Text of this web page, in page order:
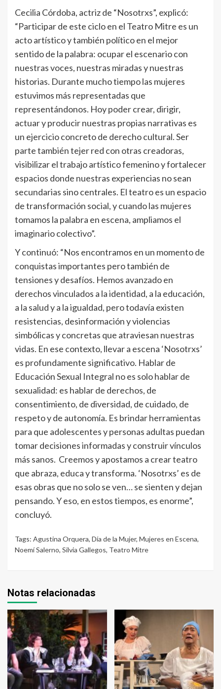
Cecilia Córdoba, actriz de “Nosotrxs”, explicó:
“Participar de este ciclo en el Teatro Mitre es un
acto artístico y también político en el mejor
sentido de la palabra: ocupar el escenario con
nuestras voces, nuestras miradas y nuestras
historias. Durante mucho tiempo las mujeres
estuvimos más representadas que
representándonos. Hoy poder crear, dirigir,
actuar y producir nuestras propias narrativas es
un ejercicio concreto de derecho cultural. Ser
parte también tejer red con otras creadoras,
visibilizar el trabajo artístico femenino y fortalecer
espacios donde nuestras experiencias no sean
secundarias sino centrales. El teatro es un espacio
de transformación social, y cuando las mujeres
tomamos la palabra en escena, ampliamos el
imaginario colectivo”.
Y continuó: “Nos encontramos en un momento de
conquistas importantes pero también de
tensiones y desafíos. Hemos avanzado en
derechos vinculados a la identidad, a la educación,
a la salud y a la igualdad, pero todavía existen
resistencias, desinformación y violencias
simbólicas y concretas que atraviesan nuestras
vidas. En ese contexto, llevar a escena ‘Nosotrxs’
es profundamente significativo. Hablar de
Educación Sexual Integral no es solo hablar de
sexualidad: es hablar de derechos, de
consentimiento, de diversidad, de cuidado, de
respeto y de autonomía. Es brindar herramientas
para que adolescentes y personas adultas puedan
tomar decisiones informadas y construir vínculos
más sanos. Creemos y apostamos a crear teatro
que abraza, educa y transforma. ‘Nosotrxs’ es de
esas obras que no solo se ven… se sienten y dejan
pensando. Y eso, en estos tiempos, es enorme”,
concluyó.
Tags: Agustina Orquera, Día de la Mujer, Mujeres en Escena,
Noemí Salerno, Silvia Gallegos, Teatro Mitre
Notas relacionadas